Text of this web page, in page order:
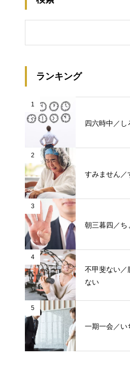
ランキング
1
四六時中／し
2
すみません／
3
朝三暮四／ち
4
不甲斐ない／
ない
5
一期一会／い